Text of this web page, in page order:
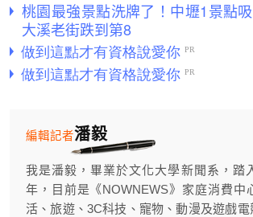
桃園最強景點洗牌了！中壢1景點
大溪老街跌到第8
潘毅
編輯記者
我是潘毅，畢業於文化大學新聞系，踏
年，目前是《NOWNEWS》家庭消費中
活、旅遊、3C科技、寵物、動漫及遊戲電